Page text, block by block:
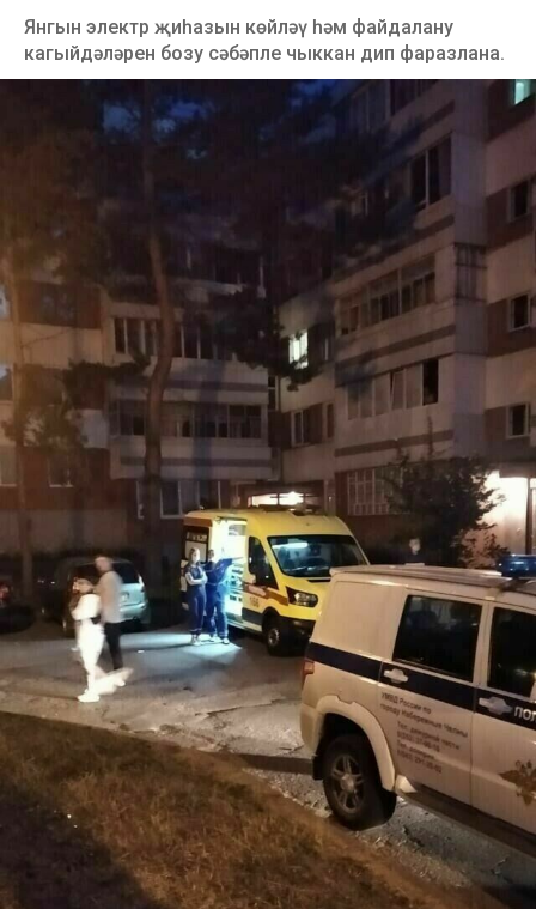
Янгын электр җиһазын көйләү һәм файдалану
кагыйдәләрен бозу сәбәпле чыккан дип фаразлана.